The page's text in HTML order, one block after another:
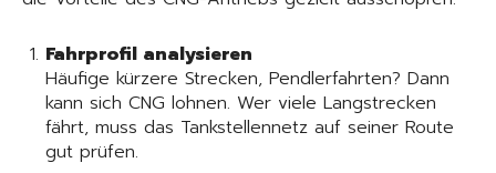
Fahrprofil analysieren
Häufige kürzere Strecken, Pendlerfahrten? Dann
kann sich CNG lohnen. Wer viele Langstrecken
fährt, muss das Tankstellennetz auf seiner Route
gut prüfen.